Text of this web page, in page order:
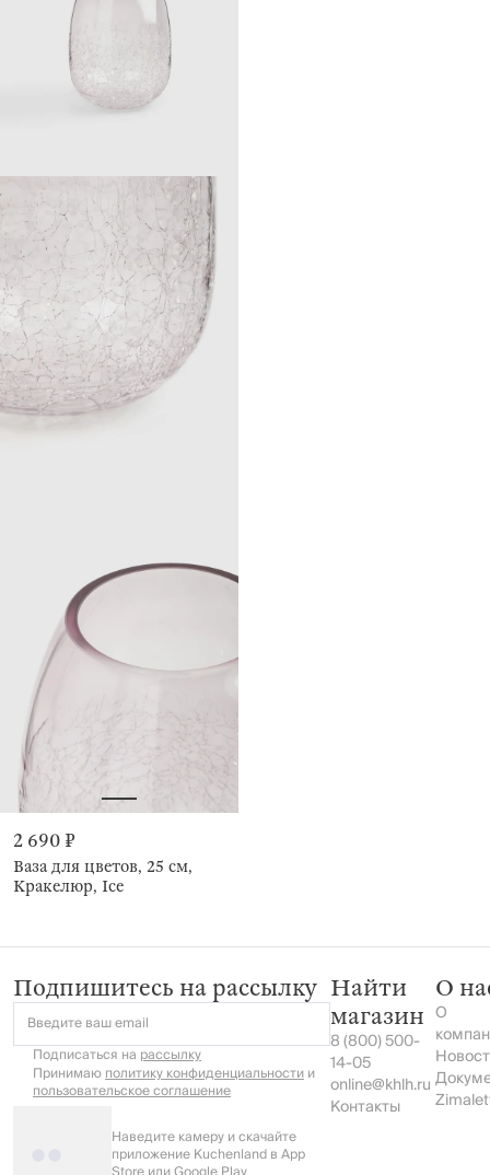
2 690 ₽
Ваза для цветов, 25 см,
Кракелюр, Ice
Подпишитесь на рассылку
Введите ваш email
Подписаться на рассылку
Принимаюполитику конфиденциальностии
пользовательское соглашение
Наведите камеру и скачайте
приложение Kuchenland в App
Найти
магазин
8 (800) 500-
14-05
online@khlh.ru
Контакты
О
О